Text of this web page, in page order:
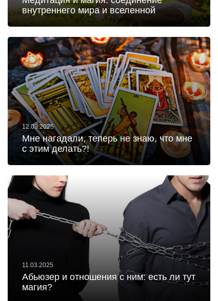
внутреннего мира и вселенной
12.03.2025
Мне нагадали, теперь не знаю, что мне
с этим делать?!
11.03.2025
Абьюзер и отношения с ним: есть ли тут
магия?